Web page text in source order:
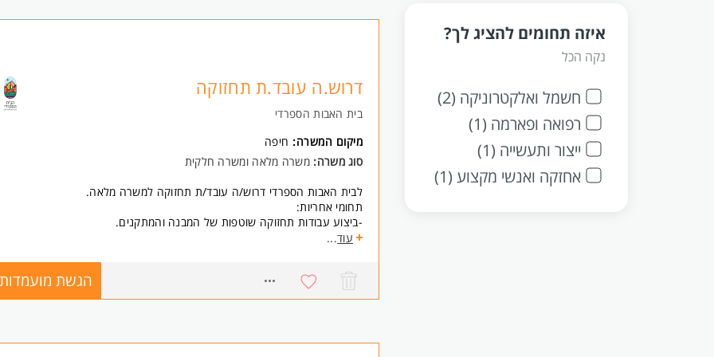
איזה תחומים להציג לך?
נקה הכל
חשמל ואלקטרוניקה (2)
רפואה ופארמה (1)
ייצור ותעשייה (1)
אחזקה ואנשי מקצוע (1)
דרוש.ה עובד.ת תחזוקה
בית האבות הספרדי
מיקום המשרה: חיפה
סוג משרה: משרה מלאה ומשרה חלקית
לבית האבות הספרדי דרוש/ה עובד/ת תחזוקה למשרה מלאה.
תחומי אחריות:
-ביצוע עבודות תחזוקה שוטפות של המבנה והמתקנים.
-טיפול בתקלות אינסטלציה, צבע ותיקונים כלליים.
-עבודה מול קבלנים וספקים בהתאם לצורך.
-ידע באינסטלציה, צבע ותחזוקת מבנים.
עוד...
הגשת מועמדות